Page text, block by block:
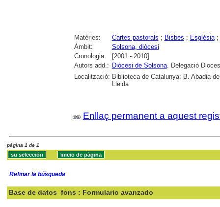
Matèries: Cartes pastorals ; Bisbes ; Església;
Àmbit:
Solsona, diòcesi
Cronologia:
[2001 - 2010]
Autors add.: Diòcesi de Solsona. Delegació
Localització: Biblioteca de Catalunya; B. Abadia
Lleida
Enllaç permanent a aquest
página 1 de 1
Refinar la búsqueda
Base de datos fons : Formulario avanzado